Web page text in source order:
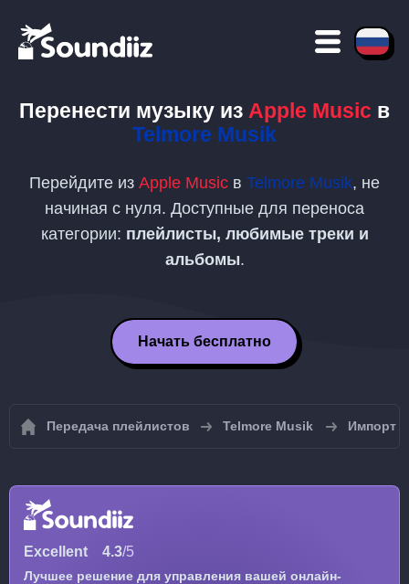
Перенести музыку из Apple Music в
Telmore Musik
Перейдите из Apple Music в Telmore Musik, не
начиная с нуля. Доступные для переноса
категории: плейлисты, любимые треки и
альбомы.
Начать бесплатно
Передача плейлистов Telmore Musik Импорт
Excellent 4.3/5
Лучшее решение для управления вашей онлайн-